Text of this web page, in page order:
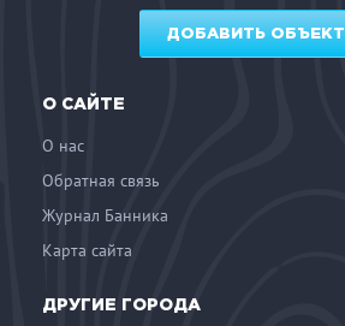
ДОБАВИТЬ ОБЪЕКТ
О САЙТЕ
О нас
Обратная связь
Журнал Банника
Карта сайта
ДРУГИЕ ГОРОДА